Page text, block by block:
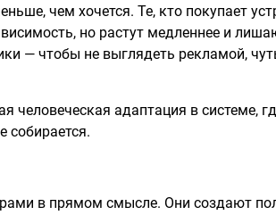
чем хочется. Те, кто покупает
но растут медленнее и
— чтобы не выглядеть рекламой,
человеческая адаптация в системе,
собирается.
в прямом смысле. Они создают